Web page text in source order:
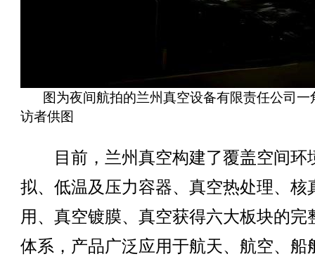
图为夜间航拍的兰州真空设备有限责任公司一
访者供图
目前，兰州真空构建了覆盖空间环
拟、低温及压力容器、真空热处理、核
用、真空镀膜、真空获得六大板块的完
体系，产品广泛应用于航天、航空、船